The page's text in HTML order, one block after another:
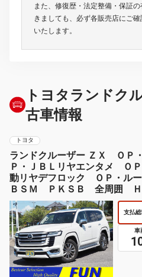
また、修復歴・法定整備・保証
きましても、必ず各販売店にご
いたします。
トヨタランドク
古車情報
トヨタ
ランドクルーザー ＺＸ ＯＰ
Ｐ・ＪＢＬリヤエンタメ Ｏ
動リヤデフロック ＯＰ・ル
ＢＳＭ ＰＫＳＢ 全周囲 Ｈ
クドア ベージュ革
支払
車